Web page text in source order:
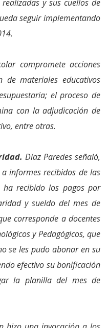
y sus cuellos de
seguir implementando
compromete acciones
de materiales educativos
el proceso de
con la adjudicación de
entre otras.
Díaz Paredes señaló,
informes recibidos de las
ha recibido los pagos por
y sueldo del mes de
corresponde a docentes
y Pedagógicos, que
se les pudo abonar en su
efectivo su bonificación
la planilla del mes de